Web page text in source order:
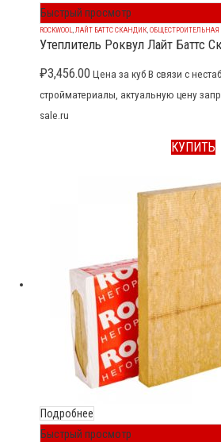
Быстрый просмотр
ROCKWOOL,ЛАЙТ БАТТС СКАНДИК,ОБЩЕСТРОИТЕЛЬНАЯ
Утеплитель Роквул Лайт Баттс
₽3,456.00 Цена за куб В связи с
стройматериалы, актуальную цену
sale.ru
КУПИТЬ
Подробнее
Быстрый просмотр